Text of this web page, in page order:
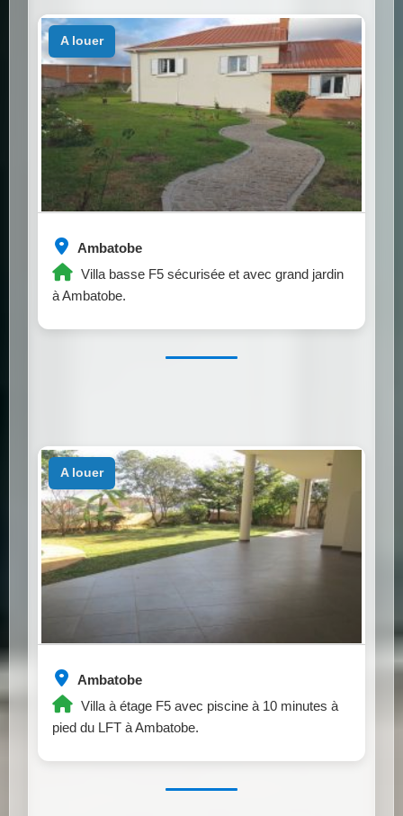
Ambatobe
Villa basse F5 sécurisée et avec grand jardin
à Ambatobe.
a louer
Ambatobe
Villa à étage F5 avec piscine à 10 minutes à
pied du LFT à Ambatobe.
a louer